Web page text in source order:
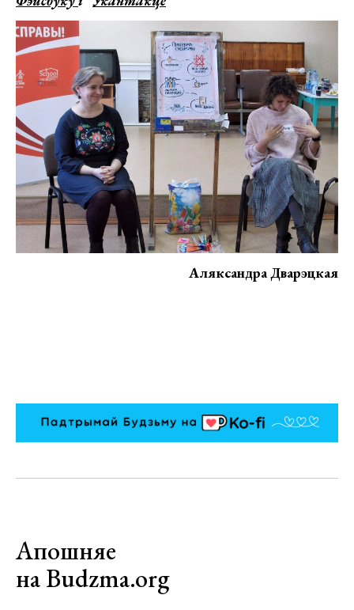
Аляксандра Дварэцкая
Апошняе
на Budzma.org